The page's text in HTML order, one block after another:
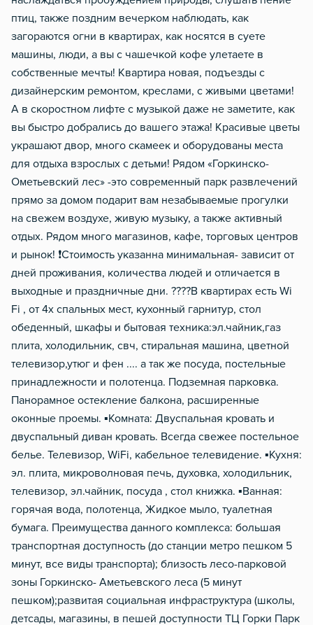
птиц, также поздним вечерком наблюдать, как
загораются огни в квартирах, как носятся в суете
машины, люди, а вы с чашечкой кофе улетаете в
собственные мечты! Квартира новая, подъезды с
дизайнерским ремонтом, креслами, с живыми цветами!
А в скоростном лифте с музыкой даже не заметите, как
вы быстро добрались до вашего этажа! Красивые цветы
украшают двор, много скамеек и оборудованы места
для отдыха взрослых с детьми! Рядом «Горкинско-
Ометьевский лес» -это современный парк развлечений
прямо за домом подарит вам незабываемые прогулки
на свежем воздухе, живую музыку, а также активный
отдых. Рядом много магазинов, кафе, торговых центров
и рынок! ❗Стоимость указанна минимальная- зависит от
дней проживания, количества людей и отличается в
выходные и праздничные дни. ????В квартирах есть Wi
Fi , от 4х спальных мест, кухонный гарнитур, стол
обеденный, шкафы и бытовая техника:эл.чайник,газ
плита, холодильник, свч, стиральная машина, цветной
телевизор,утюг и фен .... а так же посуда, постельные
принадлежности и полотенца. Подземная парковка.
Панорамное остекление балкона, расширенные
оконные проемы. ▪️Комната: Двуспальная кровать и
двуспальный диван кровать. Всегда свежее постельное
белье. Телевизор, WiFi, кабельное телевидение. ▪️Кухня:
эл. плита, микроволновая печь, духовка, холодильник,
телевизор, эл.чайник, посуда , стол книжка. ▪️Ванная:
горячая вода, полотенца, Жидкое мыло, туалетная
бумага. Преимущества данного комплекса: большая
транспортная доступность (до станции метро пешком 5
минут, все виды транспорта); близость лесо-парковой
зоны Горкинско- Аметьевского леса (5 минут
пешком);развитая социальная инфраструктура (школы,
детсады, магазины, в пешей доступности ТЦ Горки Парк